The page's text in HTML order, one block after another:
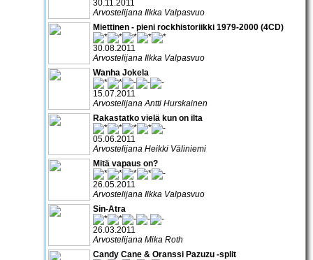
30.11.2011
Arvostelijana Ilkka Valpasvuo
Miettinen - pieni rockhistoriikki 1979-2000 (4CD)
30.08.2011
Arvostelijana Ilkka Valpasvuo
Wanha Jokela
15.07.2011
Arvostelijana Antti Hurskainen
Rakastatko vielä kun on ilta
05.06.2011
Arvostelijana Heikki Väliniemi
Mitä vapaus on?
26.05.2011
Arvostelijana Ilkka Valpasvuo
Sin-Atra
26.03.2011
Arvostelijana Mika Roth
Candy Cane & Oranssi Pazuzu -split